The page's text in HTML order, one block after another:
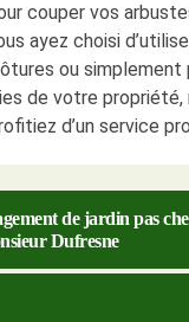
couper vos
ayez choisi
ou simplement
de votre propriété,
d’un service
de jardin pas
Dufresne